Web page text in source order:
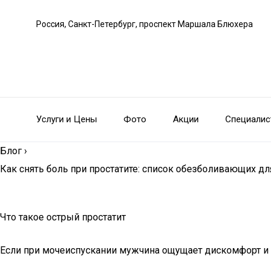
Россия, Санкт-Петербург, проспект Маршала Блюхера
Услуги и Цены Фото Акции
Блог ›
Как снять боль при простатите: список обезболивающих
Что такое острый простатит
Если при мочеиспускании мужчина ощущает дискомфорт и